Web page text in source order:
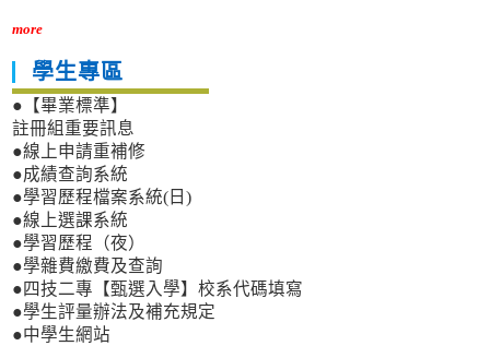
more
學生專區
●【畢業標準】
註冊組重要訊息
●線上申請重補修
●成績查詢系統
●學習歷程檔案系統(日)
●線上選課系統
●學習歷程（夜）
●學雜費繳費及查詢
●四技二專【甄選入學】校系代碼填寫
●學生評量辦法及補充規定
●中學生網站